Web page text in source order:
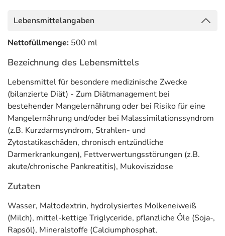
(z.B. Kurzdarmsyndrom, Strahlen- und
Darmerkrankungen), Fettverwertungsstörungen (z.B.
Anwendung
500 – 1.500 ml abhängig vom Bedarf des Kindes oder
gemäß ärztlicher Anweisung.
Hinweise
Unter ärztlicher Aufsicht verwenden
Nicht mit anderer Nahrung oder Arzneimitteln mischen
Adresse des Lebensmittel-Unternehmens
Lebensmittelangaben
Nettofüllmenge: 500 ml
Bezeichnung des Lebensmittels
Lebensmittel für besondere medizinische Zwecke
(bilanzierte Diät) - Zum Diätmanagement bei
bestehender Mangelernährung oder bei Risiko für eine
Mangelernährung und/oder bei Malassimilationssyndrom
(z.B. Kurzdarmsyndrom, Strahlen- und
Zytostatikaschäden, chronisch entzündliche
Darmerkrankungen), Fettverwertungsstörungen (z.B.
akute/chronische Pankreatitis), Mukoviszidose
Zutaten
Wasser, Maltodextrin, hydrolysiertes Molkeneiweiß
(Milch), mittel-kettige Triglyceride, pflanzliche Öle (Soja-,
Rapsöl), Mineralstoffe (Calciumphosphat,